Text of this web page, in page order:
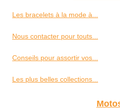
Les bracelets à la mode à...
Nous contacter pour touts...
Conseils pour assortir vos...
Les plus belles collections...